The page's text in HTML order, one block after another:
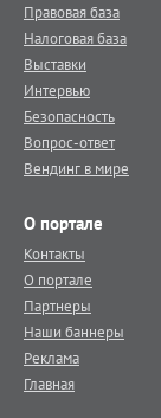
Правовая база
Налоговая база
Выставки
Интервью
Безопасность
Вопрос-ответ
Вендинг в мире
О портале
Контакты
О портале
Партнеры
Наши баннеры
Реклама
Главная